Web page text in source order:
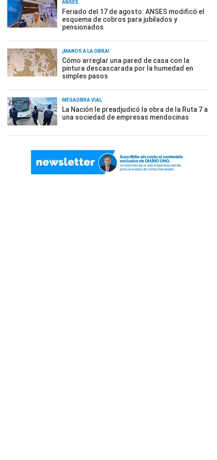
ANSES
Feriado del 17 de agosto: ANSES modificó el
esquema de cobros para jubilados y
pensionados
¡MANOS A LA OBRA!
Cómo arreglar una pared de casa con la
pintura descascarada por la humedad en
simples pasos
MEGAOBRA VIAL
La Nación le preadjudicó la obra de la Ruta 7 a
una sociedad de empresas mendocinas